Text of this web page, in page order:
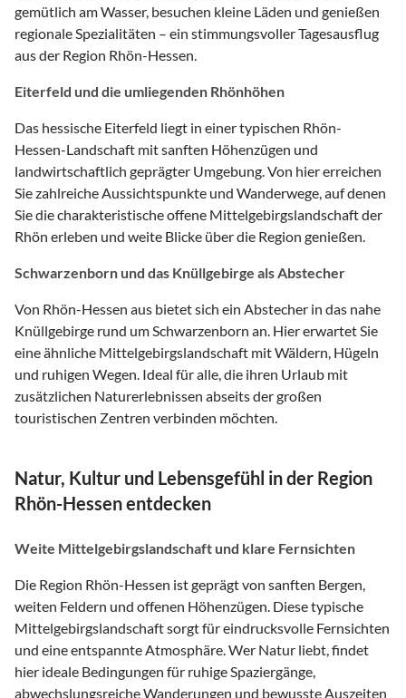
gemütlich am Wasser, besuchen kleine Läden und genießen
regionale Spezialitäten – ein stimmungsvoller Tagesausflug
aus der Region Rhön-Hessen.
Eiterfeld und die umliegenden Rhönhöhen
Das hessische Eiterfeld liegt in einer typischen Rhön-
Hessen-Landschaft mit sanften Höhenzügen und
landwirtschaftlich geprägter Umgebung. Von hier erreichen
Sie zahlreiche Aussichtspunkte und Wanderwege, auf denen
Sie die charakteristische offene Mittelgebirgslandschaft der
Rhön erleben und weite Blicke über die Region genießen.
Schwarzenborn und das Knüllgebirge als Abstecher
Von Rhön-Hessen aus bietet sich ein Abstecher in das nahe
Knüllgebirge rund um Schwarzenborn an. Hier erwartet Sie
eine ähnliche Mittelgebirgslandschaft mit Wäldern, Hügeln
und ruhigen Wegen. Ideal für alle, die ihren Urlaub mit
zusätzlichen Naturerlebnissen abseits der großen
touristischen Zentren verbinden möchten.
Natur, Kultur und Lebensgefühl in der Region
Rhön-Hessen entdecken
Weite Mittelgebirgslandschaft und klare Fernsichten
Die Region Rhön-Hessen ist geprägt von sanften Bergen,
weiten Feldern und offenen Höhenzügen. Diese typische
Mittelgebirgslandschaft sorgt für eindrucksvolle Fernsichten
und eine entspannte Atmosphäre. Wer Natur liebt, findet
hier ideale Bedingungen für ruhige Spaziergänge,
abwechslungsreiche Wanderungen und bewusste Auszeiten